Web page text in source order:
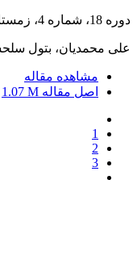
دوره 18، شماره 4، زمستان 1401، صفحه
علی محمدیان، بتول
مشاهده مقاله
اصل مقاله 1.07 M
1
2
3